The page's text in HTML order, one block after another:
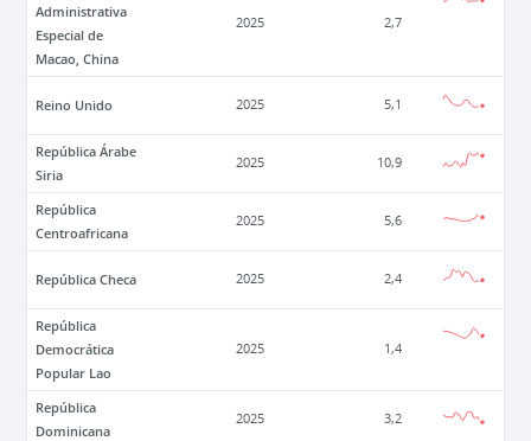
Administrativa
Especial de
Macao, China
2025 2,7
Reino Unido 2025 5,1
República Árabe
Siria
2025 10,9
República
Centroafricana
2025 5,6
República Checa 2025 2,4
República
Democrática
Popular Lao
2025 1,4
República
Dominicana
2025 3,2